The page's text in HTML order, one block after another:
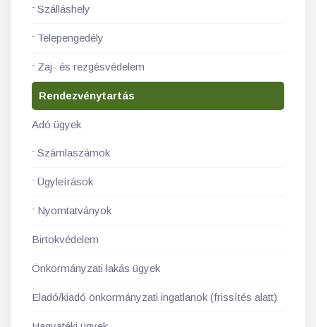
Szálláshely
Telepengedély
Zaj- és rezgésvédelem
Rendezvénytartás
Adó ügyek
Számlaszámok
Ügyleírások
Nyomtatványok
Birtokvédelem
Önkormányzati lakás ügyek
Eladó/kiadó önkormányzati ingatlanok (frissítés alatt)